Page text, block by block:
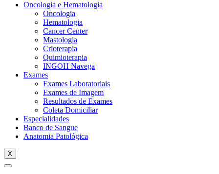
Oncologia e Hematologia
Oncologia
Hematologia
Cancer Center
Mastologia
Crioterapia
Quimioterapia
INGOH Navega
Exames
Exames Laboratoriais
Exames de Imagem
Resultados de Exames
Coleta Domiciliar
Especialidades
Banco de Sangue
Anatomia Patológica
X